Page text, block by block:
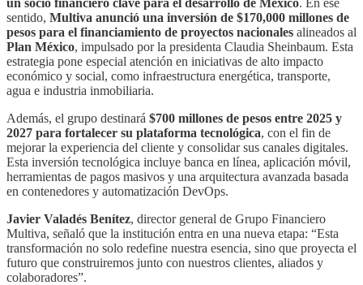
sentido, Multiva anunció una inversión de $170,000 millones de
pesos para el financiamiento de proyectos nacionales alineados al
Plan México, impulsado por la presidenta Claudia Sheinbaum. Esta
estrategia pone especial atención en iniciativas de alto impacto
económico y social, como infraestructura energética, transporte,
agua e industria inmobiliaria.
Además, el grupo destinará $700 millones de pesos entre 2025 y
2027 para fortalecer su plataforma tecnológica, con el fin de
mejorar la experiencia del cliente y consolidar sus canales digitales.
Esta inversión tecnológica incluye banca en línea, aplicación móvil,
herramientas de pagos masivos y una arquitectura avanzada basada
en contenedores y automatización DevOps.
Javier Valadés Benítez, director general de Grupo Financiero
Multiva, señaló que la institución entra en una nueva etapa: “Esta
transformación no solo redefine nuestra esencia, sino que proyecta el
futuro que construiremos junto con nuestros clientes, aliados y
colaboradores”.